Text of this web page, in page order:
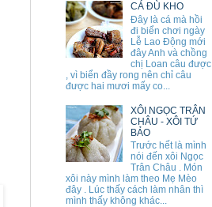
CÁ ĐÙ KHO
Đây là cá mà hồi
đi biển chơi ngày
Lễ Lao Động mới
đây Anh và chồng
chị Loan câu được
, vì biển đầy rong nên chỉ câu
được hai mươi mấy co...
XÔI NGỌC TRÂN
CHÂU - XÔI TỨ
BẢO
Trước hết là mình
nói đến xôi Ngọc
Trân Châu . Món
xôi này mình làm theo Mẹ Mèo
đây . Lúc thấy cách làm nhân thì
mình thấy không khác...